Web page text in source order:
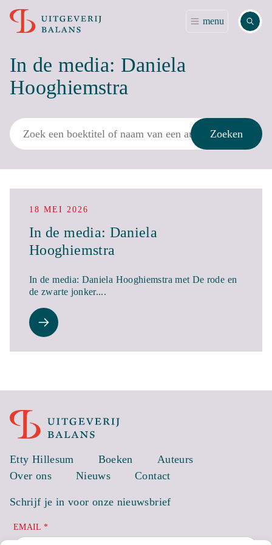
menu Zoek
In de media: Daniela
Hooghiemstra
Zoek
Zoeken
18 MEI 2026
In de media: Daniela
Hooghiemstra
In de media: Daniela Hooghiemstra met De rode en
de zwarte jonker....
Etty Hillesum Boeken
Auteurs
Over ons
Nieuws Contact
Schrijf je in voor onze nieuwsbrief
EMAIL *